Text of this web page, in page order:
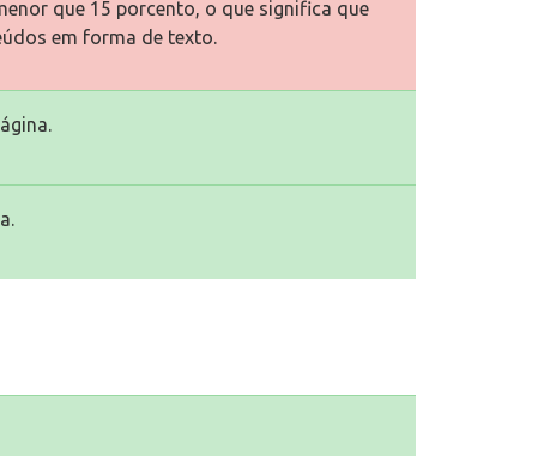
que 15 porcento, o que significa que
em forma de texto.